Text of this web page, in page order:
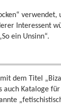
Interessent
ein Unsinn“.
dem Titel
Kataloge